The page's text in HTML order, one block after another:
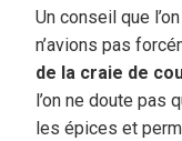
Un conseil que
n’avions pas
de la craie de
l’on ne doute pas
les épices et